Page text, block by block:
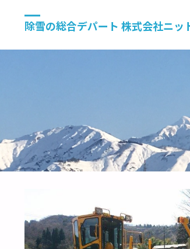
除雪の総合デパート 株式会社ニッ